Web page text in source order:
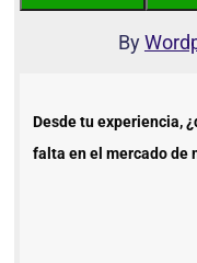
By
Desde tu experiencia,
falta en el mercado de